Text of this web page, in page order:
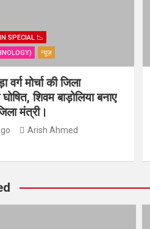
SPECIAL 📉
न्यूज़
वर्ग मोर्चा की जिला
घोषित, शिवम बाड़ोलिया बनाए
मंत्री।
Arish Ahmed